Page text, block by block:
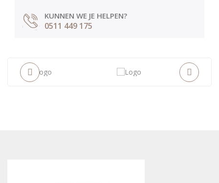
KUNNEN WE JE HELPEN?
0511 449 175